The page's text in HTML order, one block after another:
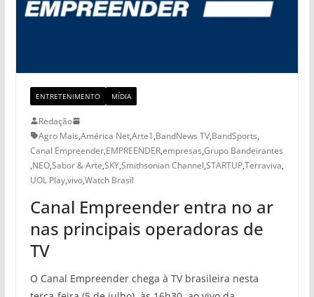
ENTRETENIMENTO MÍDIA
Redação
Agro Mais,América Net,Arte1,BandNews TV,BandSports,
Canal Empreender,EMPREENDER,empresas,Grupo Bandeirantes
,NEO,Sabor & Arte,SKY,Smithsonian Channel,STARTUP,Terraviva,
UOL Play,vivo,Watch Brasil
Canal Empreender entra no ar
nas principais operadoras de
TV
O Canal Empreender chega à TV brasileira nesta